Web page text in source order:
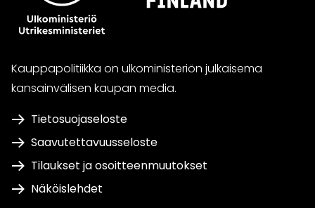
Kauppapolitiikka on ulkoministeriön julkaisema
kansainvälisen kaupan media.
Tietosuojaseloste
Saavutettavuusseloste
Tilaukset ja osoitteenmuutokset
Näköislehdet